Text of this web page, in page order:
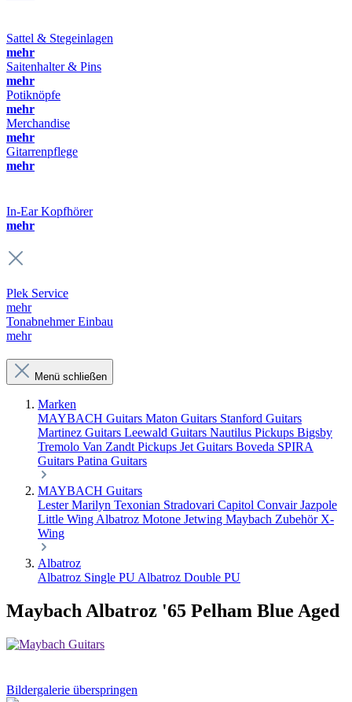
Sattel & Stegeinlagen
mehr
Saitenhalter & Pins
mehr
Potiknöpfe
mehr
Merchandise
mehr
Gitarrenpflege
mehr
In-Ear Kopfhörer
mehr
Plek Service
mehr
Tonabnehmer Einbau
mehr
Menü schließen
Marken
MAYBACH Guitars Maton Guitars Stanford Guitars
Martinez Guitars Leewald Guitars Nautilus Pickups Bigsby
Tremolo Van Zandt Pickups Jet Guitars Boveda SPIRA
Guitars Patina Guitars
MAYBACH Guitars
LesterMarilyn Texonian Stradovari Capitol ConvairJazpole
Little Wing Albatroz Motone Jetwing Maybach Zubehör X-
Wing
Albatroz
Albatroz Single PU Albatroz Double PU
Maybach Albatroz '65 Pelham Blue Aged
Bildergalerie überspringen